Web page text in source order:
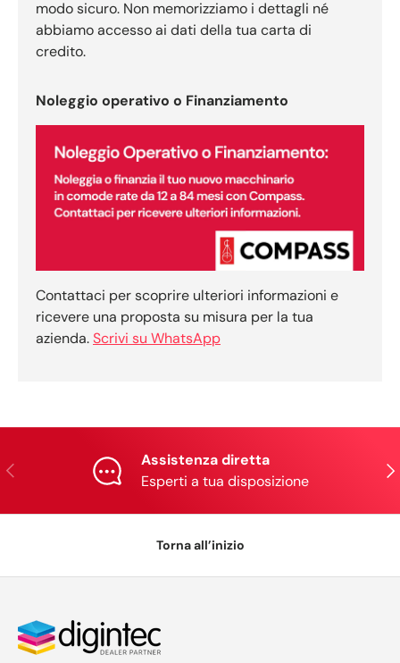
modo sicuro. Non memorizziamo i dettagli né
abbiamo accesso ai dati della tua carta di
credito.
Noleggio operativo o Finanziamento
Contattaci per scoprire ulteriori informazioni e
ricevere una proposta su misura per la tua
azienda.Scrivi su WhatsApp
Indietro
Assistenza diretta
Esperti a tua disposizione
Torna all’inizio